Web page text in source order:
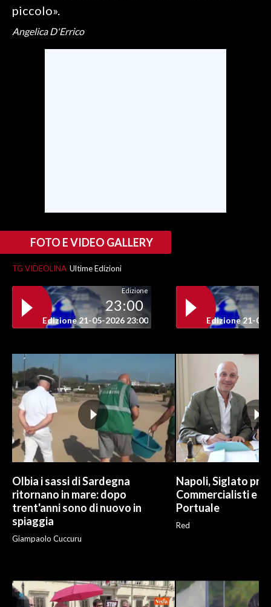
GOSSIP
3 MINUTI CON
INSULARITÀ
INFO AZIENDE
ABBONATI
ANNUNCI
NECROLOGI
SPIAGGE
STORE
piccolo».
Angelica D'Errico
FOTO E VIDEO GALLERY
TG VIDEOLINA Ultime Edizioni
Edizione
23:00
Edizione 21-05-2026 23:00 Edizione 21-05-
Olbia i sassi di Sardegna
ritornano in mare: dopo
trent'anni sono di nuovo in
spiaggia
Giampaolo Cuccuru
Napoli, Siglato
Commercialisti e
Portuale
Red